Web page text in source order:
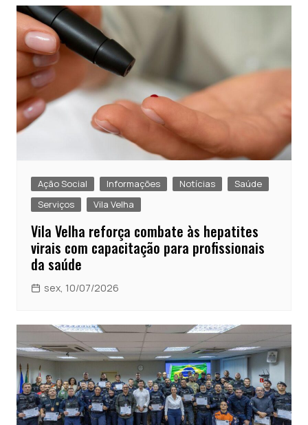
Ação Social Informações Notícias
Saúde
Serviços
Vila Velha
Vila Velha reforça combate às hepatites
virais com capacitação para profissionais
da saúde
sex, 10/07/2026